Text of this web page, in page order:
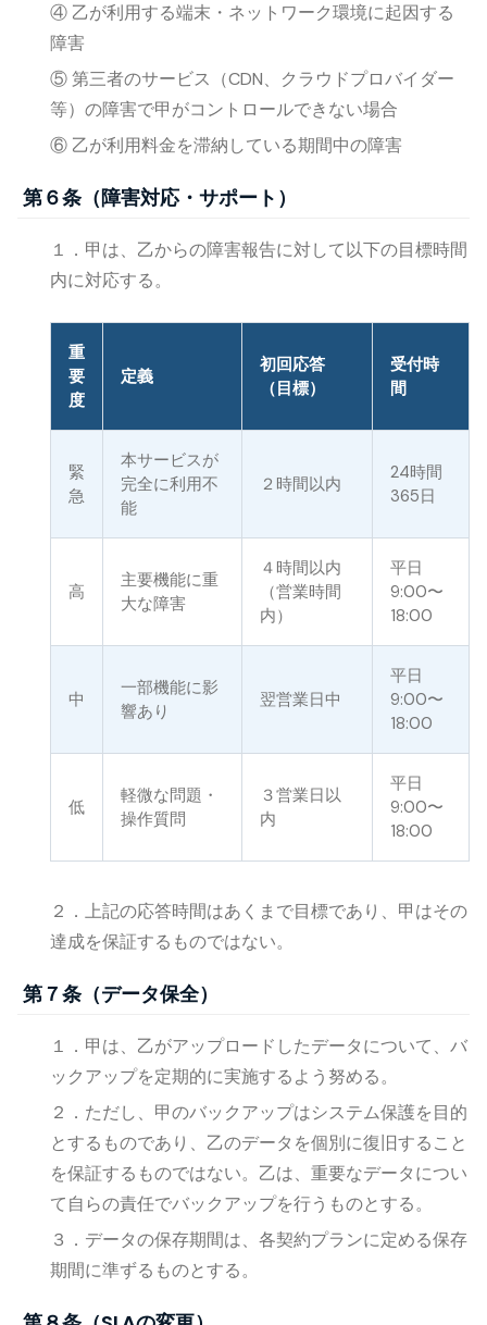
④ 乙が利用する端末・ネットワーク環境に起因する
障害
⑤ 第三者のサービス（CDN、クラウドプロバイダー
等）の障害で甲がコントロールできない場合
⑥ 乙が利用料金を滞納している期間中の障害
第６条（障害対応・サポート）
１．甲は、乙からの障害報告に対して以下の目標時間
内に対応する。
重
要
度
定義
初回応答
（目標）
受付時
間
緊
急
本サービスが
完全に利用不
能
２時間以内
24時間
365日
高
主要機能に重
大な障害
４時間以内
（営業時間
内）
平日
9:00〜
18:00
中
一部機能に影
響あり
翌営業日中
平日
9:00〜
18:00
低
軽微な問題・
操作質問
３営業日以
内
平日
9:00〜
18:00
２．上記の応答時間はあくまで目標であり、甲はその
達成を保証するものではない。
第７条（データ保全）
１．甲は、乙がアップロードしたデータについて、バ
ックアップを定期的に実施するよう努める。
２．ただし、甲のバックアップはシステム保護を目的
とするものであり、乙のデータを個別に復旧すること
を保証するものではない。乙は、重要なデータについ
て自らの責任でバックアップを行うものとする。
３．データの保存期間は、各契約プランに定める保存
期間に準ずるものとする。